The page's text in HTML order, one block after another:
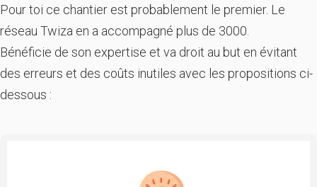
Pour toi ce chantier est probablement le premier. Le
réseau Twiza en a accompagné plus de 3000.
Bénéficie de son expertise et va droit au but en évitant
des erreurs et des coûts inutiles avec les propositions ci-
dessous :